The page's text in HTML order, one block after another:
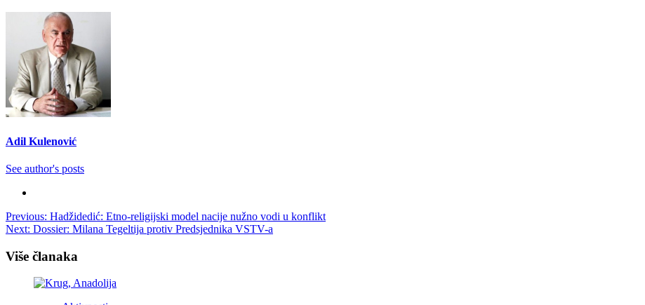
Adil Kulenović
See author's posts
Post
navigation
Previous: Hadžidedić: Etno-religijski model nacije nužno vodi u konflikt
Next: Dossier: Milana Tegeltija protiv Predsjednika VSTV-a
Više članaka